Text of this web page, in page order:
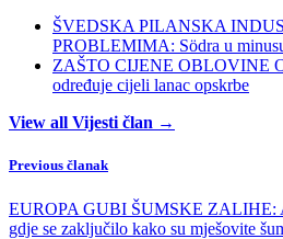
ŠVEDSKA PILANSKA
PROBLEMIMA: Södra u
ZAŠTO CIJENE OBLOVINE
određuje cijeli lanac opskrbe
View all Vijesti član →
Previous članak
EUROPA GUBI ŠUMSKE ZALIHE:
gdje se zaključilo kako su mješovite